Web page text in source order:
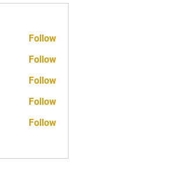
Follow
Follow
Follow
Follow
Follow